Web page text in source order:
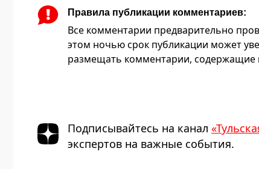
Правила публикации комментариев:
Все комментарии предварительно
этом ночью срок публикации может
размещать комментарии, содержащие
Подписывайтесь на канал
экспертов на важные события.